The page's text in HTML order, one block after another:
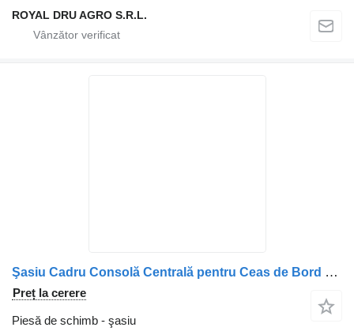
ROYAL DRU AGRO S.R.L.
Şasiu Cadru Consolă Centrală pentru Ceas de Bord pentru camion Mitsubishi MK405104
Preț la cerere
Piesă de schimb - şasiu